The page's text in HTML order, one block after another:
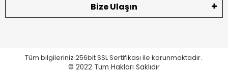
Bize Ulaşın
Tüm bilgileriniz 256bit SSL Sertifikası ile korunmaktadır.
© 2022 Tüm Hakları Saklıdır